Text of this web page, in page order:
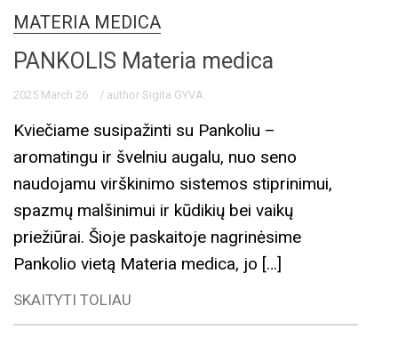
MATERIA MEDICA
PANKOLIS Materia medica
2025 March 26 / author Sigita GYVA
Kviečiame susipažinti su Pankoliu –
aromatingu ir švelniu augalu, nuo seno
naudojamu virškinimo sistemos stiprinimui,
spazmų malšinimui ir kūdikių bei vaikų
priežiūrai. Šioje paskaitoje nagrinėsime
Pankolio vietą Materia medica, jo […]
SKAITYTI TOLIAU